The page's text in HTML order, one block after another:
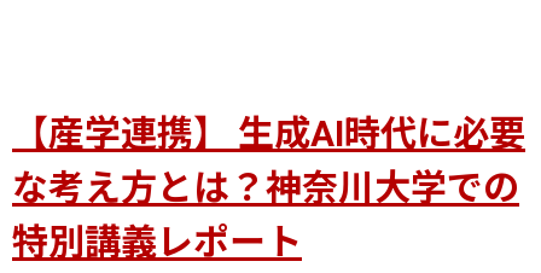
【産学連携】 生成AI時代に必要
な考え方とは？神奈川大学での
特別講義レポート